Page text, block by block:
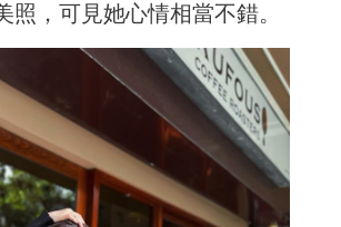
照，可見她心情相當不錯。